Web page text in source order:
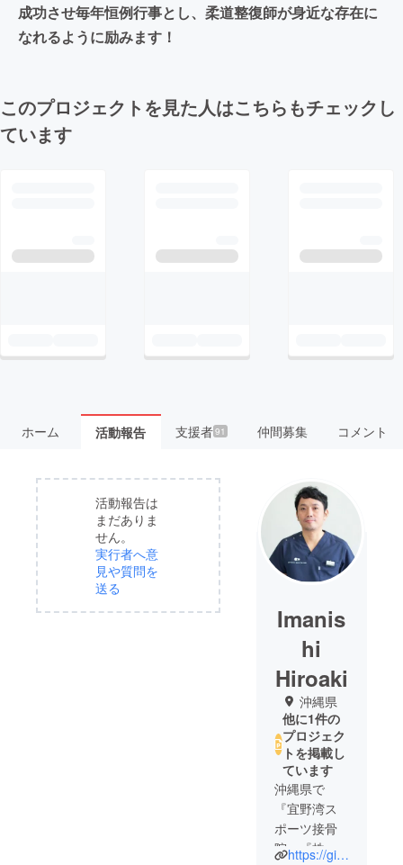
成功させ毎年恒例行事とし、柔道整復師が身近な存在に
なれるように励みます！
このプロジェクトを見た人はこちらもチェックし
ています
ホーム 活動報告 支援者91 仲間募集 コメント
活動報告は
まだありま
せん。
実行者へ意
見や質問を
送る
Imanis
hi
Hiroaki
沖縄県
他に1件の
プロジェク
トを掲載し
ています
沖縄県で
『宜野湾ス
ポーツ接骨
院』『株式https://ginowanspolab.com/